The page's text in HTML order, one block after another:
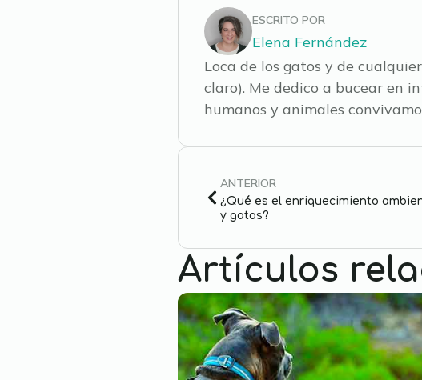
ESCRITO POR
Elena Fernández
Loca de los gatos y de
claro). Me dedico a bucear en
humanos y animales
ANTERIOR
¿Qué es el enriquecimiento
y gatos?
Artículos